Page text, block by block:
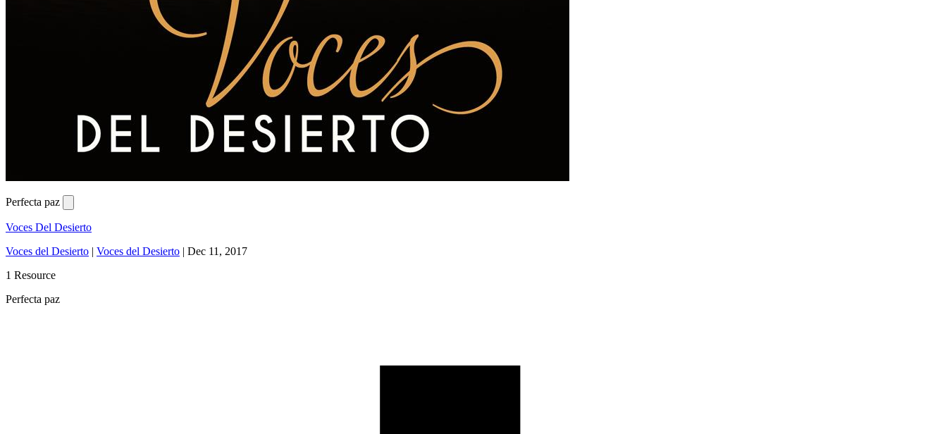
Perfecta paz
Voces Del Desierto
Voces del Desierto | Voces del Desierto | Dec 11, 2017
1 Resource
Perfecta paz